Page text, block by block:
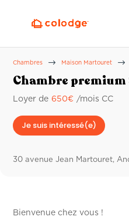
Chambres $ Maison Martouret $
Chambre premium
Loyer de 650€ /mois CC
Je suis intéressé(e)
30 avenue Jean Martouret,
Bienvenue chez vous !